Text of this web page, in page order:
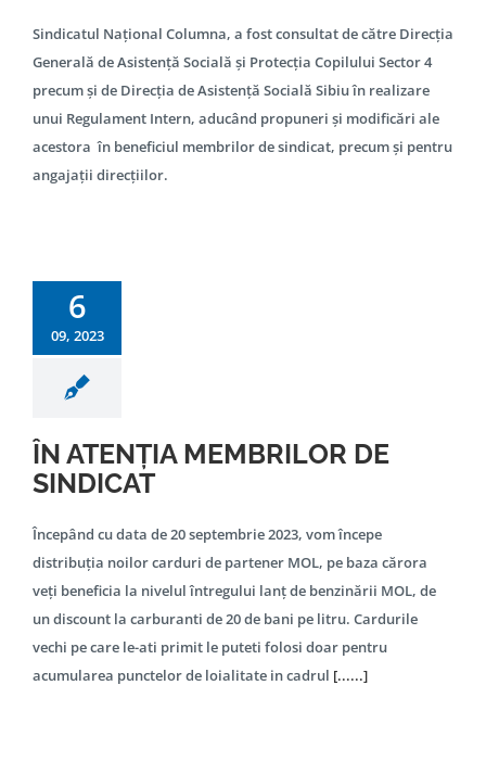
Sindicatul Național Columna, a fost consultat de către Direcția
Generală de Asistență Socială și Protecția Copilului Sector 4
precum și de Direcția de Asistență Socială Sibiu în realizare
unui Regulament Intern, aducând propuneri și modificări ale
acestora în beneficiul membrilor de sindicat, precum și pentru
angajații direcțiilor.
6
09, 2023
ÎN ATENȚIA MEMBRILOR DE
SINDICAT
Începând cu data de 20 septembrie 2023, vom începe
distribuția noilor carduri de partener MOL, pe baza cărora
veți beneficia la nivelul întregului lanț de benzinării MOL, de
un discount la carburanti de 20 de bani pe litru. Cardurile
vechi pe care le-ati primit le puteti folosi doar pentru
acumularea punctelor de loialitate in cadrul [......]